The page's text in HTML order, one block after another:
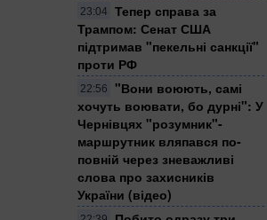
23:04
Тепер справа за
Трампом: Сенат США
підтримав "пекельні санкції"
проти РФ
22:56
​"Вони воюють, самі
хочуть воювати, бо дурні": У
Чернівцях "розумник"-
маршрутник вляпався по-
повній через зневажливі
слова про захисників
України (відео)